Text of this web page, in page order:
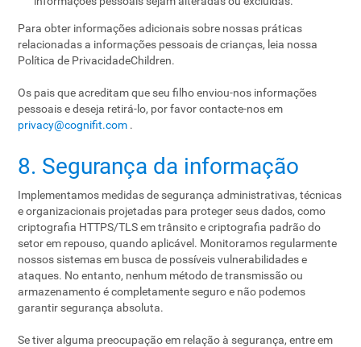
Para obter informações adicionais sobre nossas práticas
relacionadas a informações pessoais de crianças, leia nossa
Política de PrivacidadeChildren.
Os pais que acreditam que seu filho enviou-nos informações
pessoais e deseja retirá-lo, por favor contacte-nos em
privacy@cognifit.com .
8. Segurança da informação
Implementamos medidas de segurança administrativas, técnicas
e organizacionais projetadas para proteger seus dados, como
criptografia HTTPS/TLS em trânsito e criptografia padrão do
setor em repouso, quando aplicável. Monitoramos regularmente
nossos sistemas em busca de possíveis vulnerabilidades e
ataques. No entanto, nenhum método de transmissão ou
armazenamento é completamente seguro e não podemos
garantir segurança absoluta.
Se tiver alguma preocupação em relação à segurança, entre em